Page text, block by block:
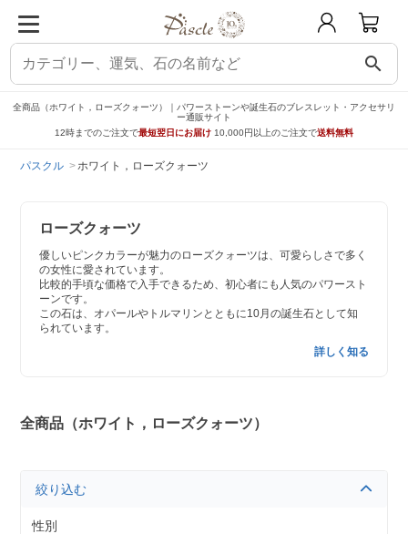
search
全商品（ホワイト，ローズクォーツ）｜パワーストーンや誕生石のブレスレット・アクセサリ
ー通販サイト
12時までのご注文で最短翌日にお届け 10,000円以上のご注文で送料無料
パスクル ホワイト，ローズクォーツ
ローズクォーツ
優しいピンクカラーが魅力のローズクォーツは、可愛らしさで多く
の女性に愛されています。
比較的手頃な価格で入手できるため、初心者にも人気のパワースト
ーンです。
この石は、オパールやトルマリンとともに10月の誕生石として知
られています。
詳しく知る
全商品（ホワイト，ローズクォーツ）
絞り込む
性別